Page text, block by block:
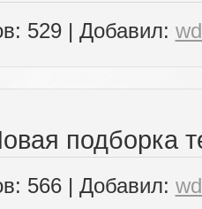
529| Добавил:
подборка
566| Добавил: